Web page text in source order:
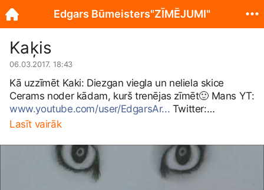
Kaķis
06.03.2017. 18:43
Kā uzzīmēt Kaki: Diezgan viegla un neliela skice
Cerams noder kādam, kurš trenējas zīmēt🙂 Mans YT:
www.youtube.com/user/EdgarsAr... Twitter:
https://twitter.com/EdgarsArt
Lasīt vairāk
Edgars Būmeisters"ZĪMĒJUMI"